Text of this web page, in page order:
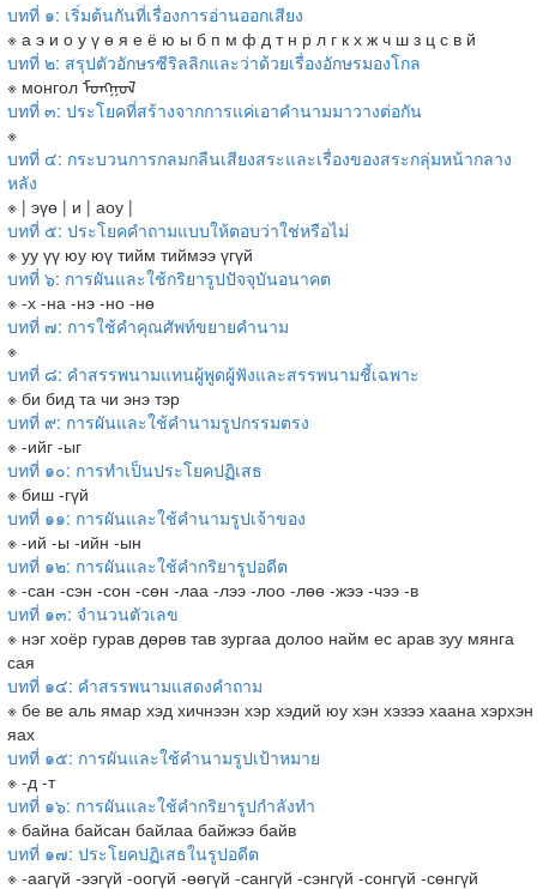
บทที่ ๑: เริ่มต้นกันที่เรื่องการอ่านออกเสียง
※ а э и о у ү ө я е ё ю ы б п м ф д т н р л г к х ж ч ш з ц с в й
บทที่ ๒: สรุปตัวอักษรซีริลลิกและว่าด้วยเรื่องอักษรมองโกล
※ монгол ᠮᠣᠩᠭᠣᠯ
บทที่ ๓: ประโยคที่สร้างจากการแค่เอาคำนามมาวางต่อกัน
※
บทที่ ๔: กระบวนการกลมกลืนเสียงสระและเรื่องของสระกลุ่มหน้ากลาง
หลัง
※ | эүө | и | аоу |
บทที่ ๕: ประโยคคำถามแบบให้ตอบว่าใช่หรือไม่
※ уу үү юу юү тийм тиймээ үгүй
บทที่ ๖: การผันและใช้กริยารูปปัจจุบันอนาคต
※ -х -на -нэ -но -нө
บทที่ ๗: การใช้คำคุณศัพท์ขยายคำนาม
※
บทที่ ๘: คำสรรพนามแทนผู้พูดผู้ฟังและสรรพนามชี้เฉพาะ
※ би бид та чи энэ тэр
บทที่ ๙: การผันและใช้คำนามรูปกรรมตรง
※ -ийг -ыг
บทที่ ๑๐: การทำเป็นประโยคปฏิเสธ
※ биш -гүй
บทที่ ๑๑: การผันและใช้คำนามรูปเจ้าของ
※ -ий -ы -ийн -ын
บทที่ ๑๒: การผันและใช้คำกริยารูปอดีต
※ -сан -сэн -сон -сөн -лаа -лээ -лоо -лөө -жээ -чээ -в
บทที่ ๑๓: จำนวนตัวเลข
※ нэг хоёр гурав дөрөв тав зургаа долоо найм ес арав зуу мянга
сая
บทที่ ๑๔: คำสรรพนามแสดงคำถาม
※ бе ве аль ямар хэд хичнээн хэр хэдий юу хэн хэзээ хаана хэрхэн
яах
บทที่ ๑๕: การผันและใช้คำนามรูปเป้าหมาย
※ -д -т
บทที่ ๑๖: การผันและใช้คำกริยารูปกำลังทำ
※ байна байсан байлаа байжээ байв
บทที่ ๑๗: ประโยคปฏิเสธในรูปอดีต
※ -аагүй -ээгүй -оогүй -өөгүй -сангүй -сэнгүй -сонгүй -сөнгүй